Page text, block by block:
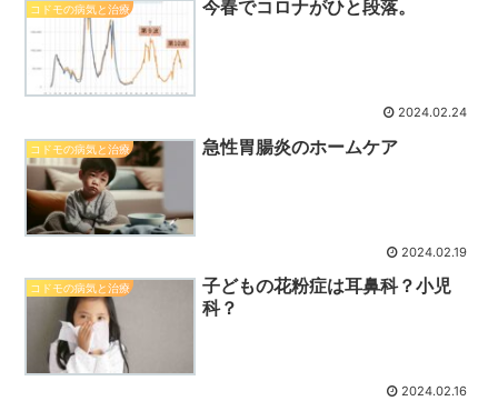
コドモの病気と治療 今春でコロナがひと段落。
2024.02.24
コドモの病気と治療 急性胃腸炎のホームケア
2024.02.19
コドモの病気と治療
子どもの花粉症は耳鼻科？小児
科？
2024.02.16